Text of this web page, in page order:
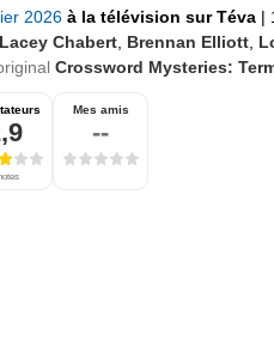
2026 à la télévision sur Téva |
Lacey Chabert Brennan Elliott
Crossword Mysteries:
Mes amis
--